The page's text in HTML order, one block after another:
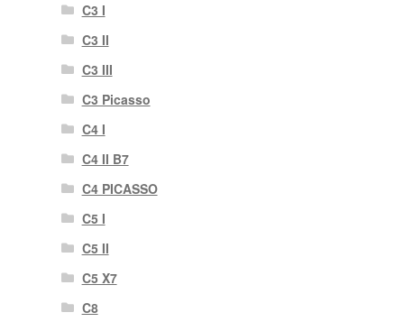
C3 I
C3 II
C3 III
C3 Picasso
C4 I
C4 II B7
C4 PICASSO
C5 I
C5 II
C5 X7
C8